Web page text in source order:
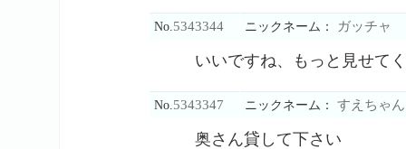
No. 5343344 ニックネーム： ガッチャ
いいですね、もっと見せて
No. 5343347 ニックネーム： すえちゃん
奥さん貸して下さい